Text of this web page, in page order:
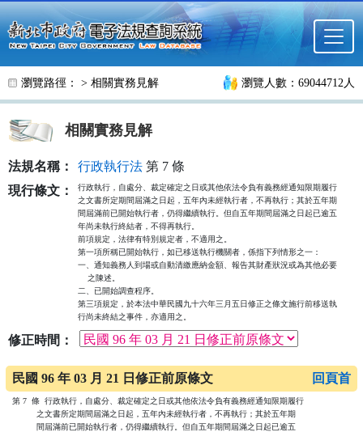
跳至主要內容
瀏覽路徑： > 相關實務見解 瀏覽人數：69044712人
相關實務見解
法規名稱： 行政執行法 第 7 條
現行條文：
行政執行，自處分、裁定確定之日或其他依法令負有義務經通知限期履行
之文書所定期間屆滿之日起，五年內未經執行者，不再執行；其於五年期
間屆滿前已開始執行者，仍得繼續執行。但自五年期間屆滿之日起已逾五
年尚未執行終結者，不得再執行。
前項規定，法律有特別規定者，不適用之。
第一項所稱已開始執行，如已移送執行機關者，係指下列情形之一：
一、通知義務人到場或自動清繳應納金額、報告其財產狀況或為其他必要
    之陳述。
二、已開始調查程序。
第三項規定，於本法中華民國九十六年三月五日修正之條文施行前移送執
行尚未終結之事件，亦適用之。
修正時間：
民國 96 年 03 月 21 日修正前原條文 回頁首
第 7  條  行政執行，自處分、裁定確定之日或其他依法令負有義務經通知限期履行
          之文書所定期間屆滿之日起，五年內未經執行者，不再執行；其於五年期
          間屆滿前已開始執行者，仍得繼續執行。但自五年期間屆滿之日起已逾五